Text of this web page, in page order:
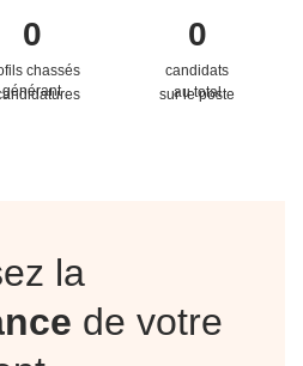
0 0
chassés
candidats
générant
au total
sur le poste
la
de votre